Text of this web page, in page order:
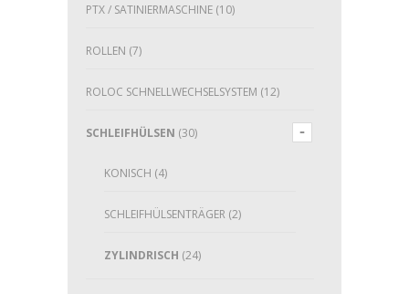
PTX / SATINIERMASCHINE (10)
ROLLEN (7)
ROLOC SCHNELLWECHSELSYSTEM (12)
SCHLEIFHÜLSEN (30)
KONISCH (4)
SCHLEIFHÜLSENTRÄGER (2)
ZYLINDRISCH (24)